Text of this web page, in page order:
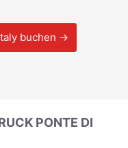
buchen →
PONTE DI